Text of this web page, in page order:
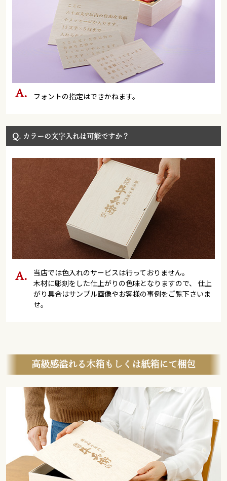
フォントの指定はできかねます。
Q. カラーの文字入れは可能ですか？
当店では色入れのサービスは行っておりません。
木材に彫刻をした仕上がりの色味となりますので、 仕上
がり具合はサンプル画像やお客様の事例をご覧下さいま
せ。
高級感溢れる木箱もしくは紙箱にて梱包